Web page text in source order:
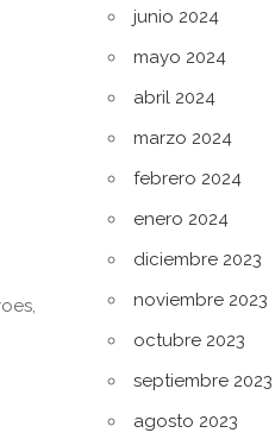
junio 2024
mayo 2024
abril 2024
marzo 2024
febrero 2024
enero 2024
diciembre 2023
noviembre 2023
octubre 2023
septiembre 2023
agosto 2023